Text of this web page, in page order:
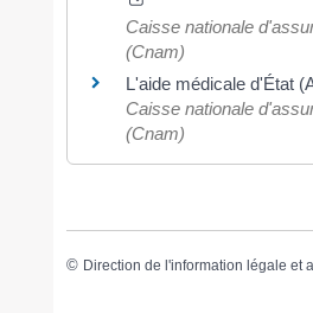
Caisse nationale
(Cnam)
L'aide médicale d'État
Caisse nationale
(Cnam)
© Direction de l'information légale et